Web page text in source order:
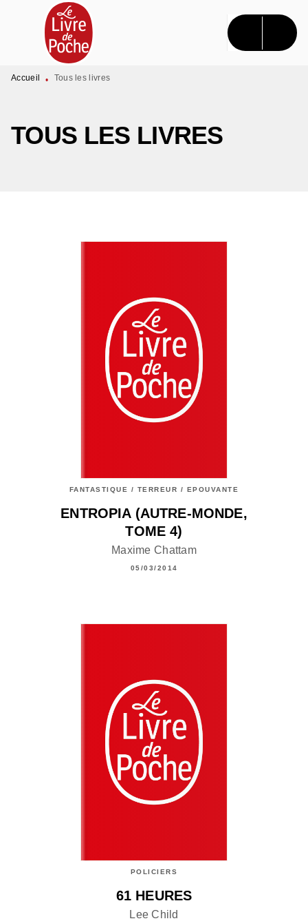
MENU RECHERCHE CONTENU
PIED DE PAGE
Accueil • Tous les livres
TOUS LES LIVRES
FANTASTIQUE / TERREUR / EPOUVANTE
ENTROPIA (AUTRE-MONDE,
TOME 4)
Maxime Chattam
05/03/2014
POLICIERS
61 HEURES
Lee Child